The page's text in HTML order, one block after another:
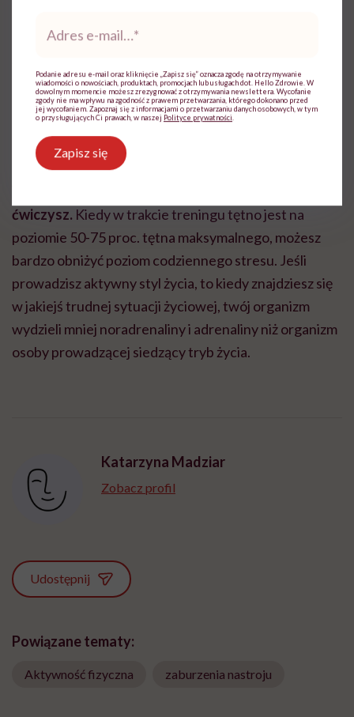
pięciu razy w tygodniu daje najwięcej korzyści dla
ponad 90 minut każdego dnia, również zauważono
poprawę nastroju. Jednakte, które przekraczały 3
godziny dziennie, miały gorszy humor niż osoby
niećwiczące.
ćwiczysz. Kiedy w trakcie treningu tętno jest na
poziomie 50-75 proc. tętna maksymalnego, możesz
bardzo obniżyć poziom codziennego stresu. Jeśli
prowadzisz aktywny styl życia, to kiedy znajdziesz się
w jakiejś trudnej sytuacji życiowej, twój organizm
wydzieli mniej noradrenaliny i adrenaliny niż organizm
osoby prowadzącej siedzący tryb życia.
Katarzyna Madziar
Zobacz profil
Udostępnij
Powiązane tematy:
Aktywność fizyczna zaburzenia nastroju
mail*
Podanie adresu e-mail oraz kliknięcie „Zapisz się” oznacza zgodę na otrzymywanie
wiadomości o nowościach, produktach, promocjach lub usługach dot. Hello Zdrowie. W
dowolnym momencie możesz zrezygnować z otrzymywania newslettera. Wycofanie
zgody nie ma wpływu na zgodność z prawem przetwarzania, którego dokonano przed
jej wycofaniem. Zapoznaj się z informacjami o przetwarzaniu danych osobowych, w tym
o przysługujących Ci prawach, w naszej Polityce prywatności
Zapisz się